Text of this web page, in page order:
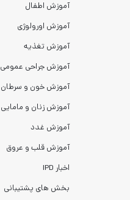
آموزش اطفال
آموزش اورولوژی
آموزش تغذیه
آموزش جراحی عمومی
آموزش خون و سرطان
آموزش زنان و مامایی
آموزش غدد
آموزش قلب و عروق
اخبار IPD
بخش های پشتیبانی